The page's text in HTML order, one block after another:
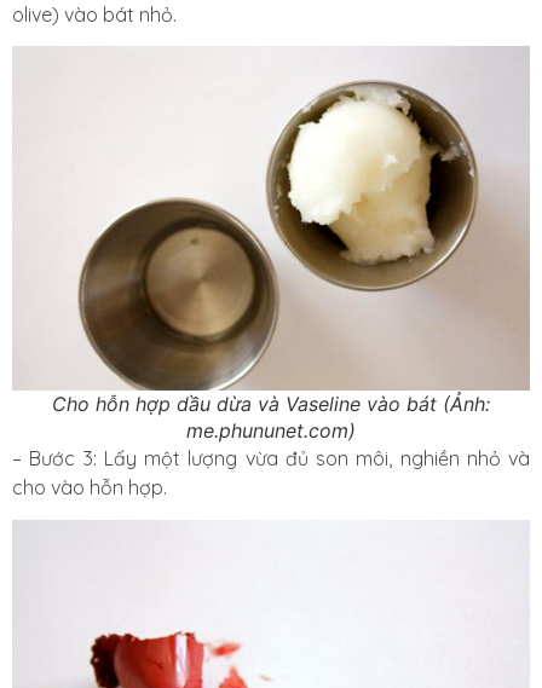
olive) vào bát nhỏ.
Cho hỗn hợp dầu dừa và Vaseline vào bát (Ảnh:
me.phununet.com)
– Bước 3: Lấy một lượng vừa đủ son môi, nghiền nhỏ và
cho vào hỗn hợp.